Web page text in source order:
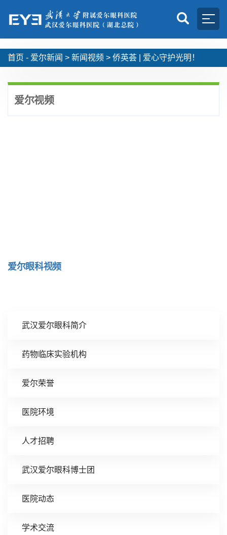
首页 - 爱尔新闻 > 新闻视频 > 侨英荟 | 爱心守护光明！
武汉爱尔眼科简介
药物临床实验机构
爱尔荣誉
医院环境
人才招聘
武汉爱尔眼科博士团
医院动态
学术交流
爱尔视频
爱尔眼科视频